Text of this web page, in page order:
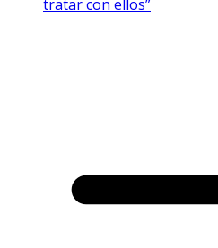
tratar con ellos”